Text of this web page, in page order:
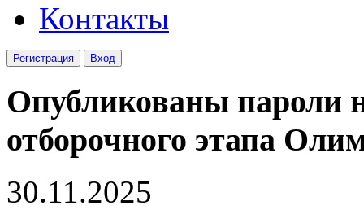
Контакты
Регистрация Вход
Опубликованы пароли
отборочного этапа
30.11.2025